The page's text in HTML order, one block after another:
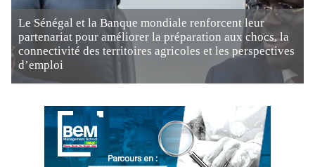
Le Sénégal et la Banque mondiale renforcent leur
partenariat pour améliorer la préparation aux chocs, la
connectivité des territoires agricoles et les perspectives
d’emploi